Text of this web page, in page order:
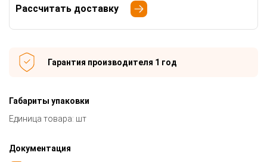
Рассчитать доставку
Гарантия производителя 1 год
Габариты упаковки
Единица товара: шт
Документация